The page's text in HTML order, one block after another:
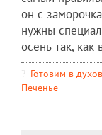
он с
нужны
осень так,
Готовим в
Печенье